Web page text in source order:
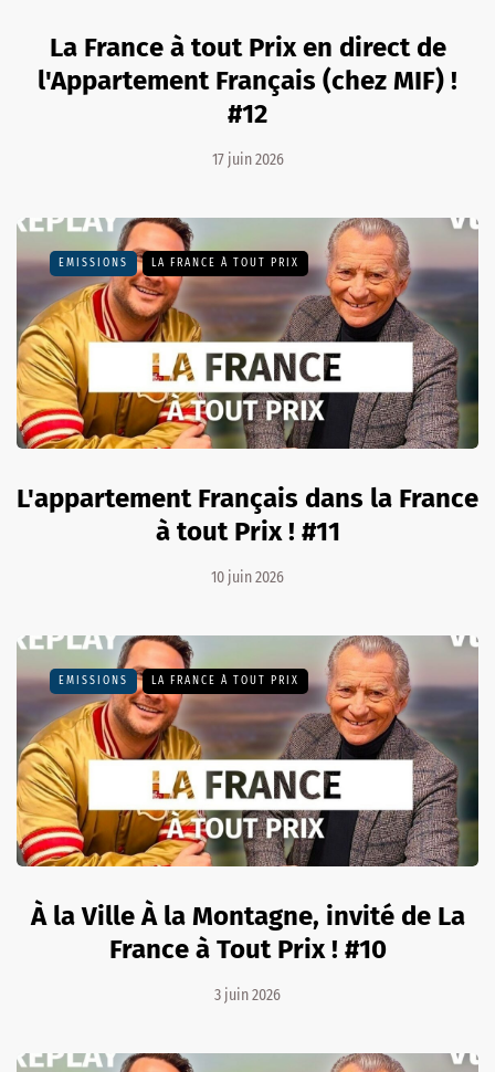
La France à tout Prix en direct de
l'Appartement Français (chez MIF) !
#12
17 juin 2026
EMISSIONS LA FRANCE À TOUT PRIX
L'appartement Français dans la France
à tout Prix ! #11
10 juin 2026
EMISSIONS LA FRANCE À TOUT PRIX
À la Ville À la Montagne, invité de La
France à Tout Prix ! #10
3 juin 2026